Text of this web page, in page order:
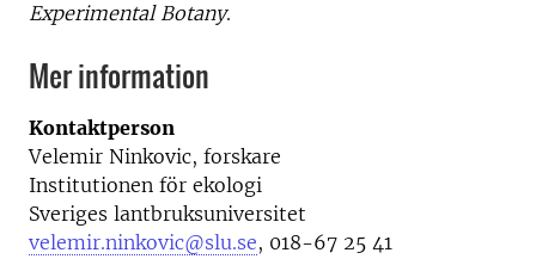
Experimental Botany.
Mer information
Kontaktperson
Velemir Ninkovic, forskare
Institutionen för ekologi
Sveriges lantbruksuniversitet
velemir.ninkovic@slu.se, 018-67 25 41